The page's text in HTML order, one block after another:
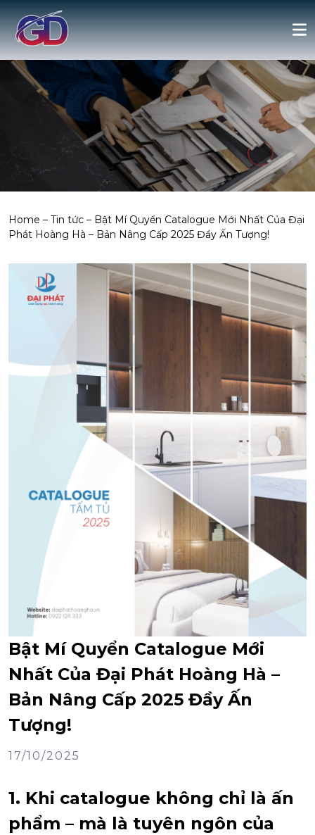
Home – Tin tức – Bật Mí Quyển Catalogue Mới Nhất Của Đại
Phát Hoàng Hà – Bản Nâng Cấp 2025 Đầy Ấn Tượng!
Bật Mí Quyển Catalogue Mới
Nhất Của Đại Phát Hoàng Hà –
Bản Nâng Cấp 2025 Đầy Ấn
Tượng!
17/10/2025
1. Khi catalogue không chỉ là ấn
phẩm – mà là tuyên ngôn của